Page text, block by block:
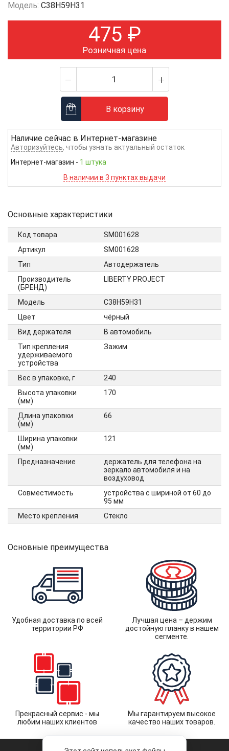
Модель: C38H59H31
475 ₽
Розничная цена
В корзину
Наличие сейчас в Интернет-магазине
Авторизуйтесь, чтобы узнать актуальный остаток
Интернет-магазин - 1 штука
В наличии в 3 пунктах выдачи
Основные характеристики
Код товара
SM001628
Артикул
SM001628
Тип
Автодержатель
Производитель
(БРЕНД)
LIBERTY PROJECT
Модель
C38H59H31
Цвет
чёрный
Вид держателя
В автомобиль
Тип крепления
удерживаемого
устройства
Зажим
Вес в упаковке, г
240
Высота упаковки
(мм)
170
Длина упаковки
(мм)
66
Ширина упаковки
(мм)
121
Предназначение
держатель для телефона на
зеркало автомобиля и на
воздуховод
Совместимость
устройства с шириной от 60 до
95 мм
Место крепления
Стекло
Основные преимущества
Удобная доставка по всей
территории РФ
Лучшая цена – держим
достойную планку в нашем
сегменте.
Прекрасный сервис - мы
любим наших клиентов
Мы гарантируем высокое
качество наших товаров.